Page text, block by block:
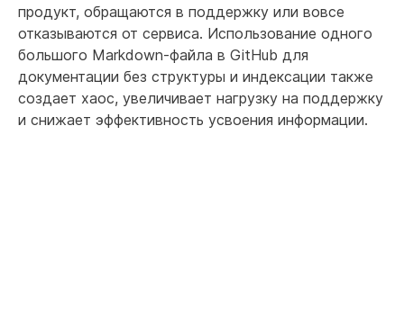
продукт, обращаются в поддержку или вовсе
отказываются от сервиса. Использование одного
большого Markdown-файла в GitHub для
документации без структуры и индексации также
создает хаос, увеличивает нагрузку на поддержку
и снижает эффективность усвоения информации.